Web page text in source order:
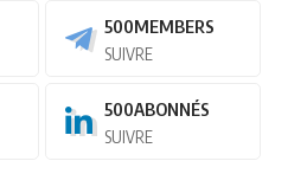
500MEMBERS
SUIVRE
500ABONNÉS
SUIVRE